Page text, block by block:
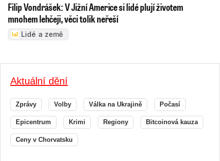
Filip Vondrášek: V Jižní Americe si lidé plují životem
mnohem lehčeji, věci tolik neřeší
Lidé a země
Aktuální dění
Zprávy Volby Válka na Ukrajině Počasí
Epicentrum Krimi Regiony Bitcoinová kauza
Ceny v Chorvatsku